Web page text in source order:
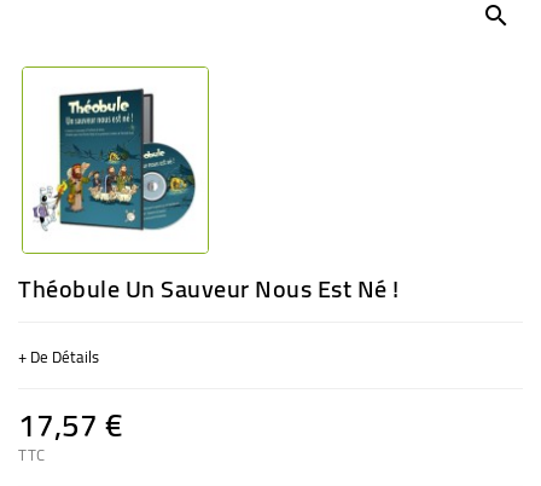
search
Théobule Un Sauveur Nous Est Né !
+ De Détails
17,57 €
TTC